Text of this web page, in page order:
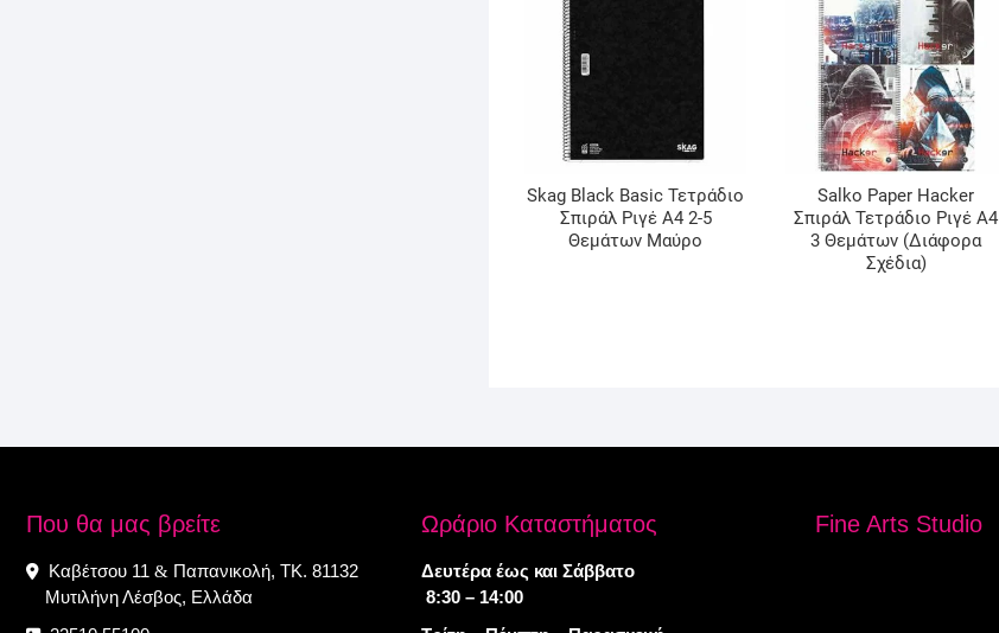
Skag Black Basic Τετράδιο
Σπιράλ Ριγέ Α4 2-5
Θεμάτων Μαύρο
Salko Paper Hacker
Σπιράλ Τετράδιο Ριγέ Α4
3 Θεμάτων (Διάφορα
Σχέδια)
Που θα μας βρείτε
Καβέτσου 11 & Παπανικολή, ΤΚ. 81132
Μυτιλήνη Λέσβος, Ελλάδα
Ωράριο Καταστήματος
Δευτέρα έως και Σάββατο
8:30 – 14:00
Fine Arts Studio